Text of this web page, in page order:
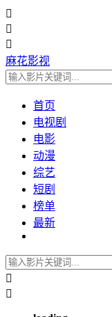



麻花影视
首页
电视剧
电影
动漫
综艺
短剧
榜单
最新

